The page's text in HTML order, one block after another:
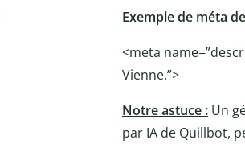
Exemple de méta
<meta
Vienne.”>
Notre astuce :Un
par IA de Quillbot,